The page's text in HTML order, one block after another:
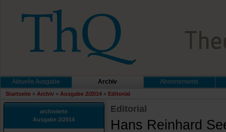
Aktuelle Ausgabe Archiv Abonnements
Startseite » Archiv » Ausgabe 2/2014 » Editorial
archivierte
Ausgabe 2/2014
Editorial
Hans Reinhard